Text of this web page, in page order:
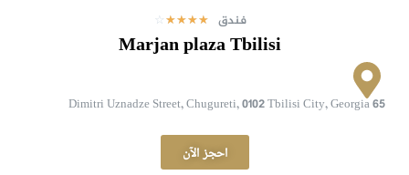
فندق ☆
☆
☆
☆
☆
Marjan plaza Tbilisi
65 Dimitri Uznadze Street, Chugureti, 0102 Tbilisi City, Georgia
احجز الآن